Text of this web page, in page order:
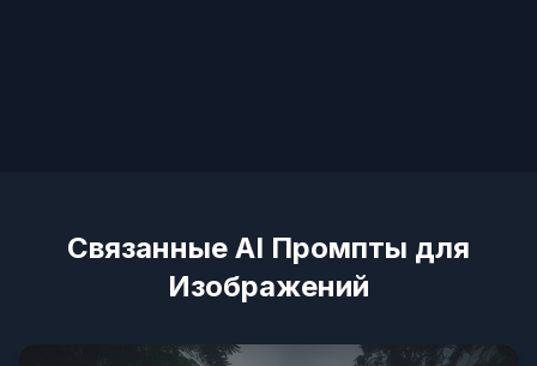
Связанные AI Промпты для
Изображений